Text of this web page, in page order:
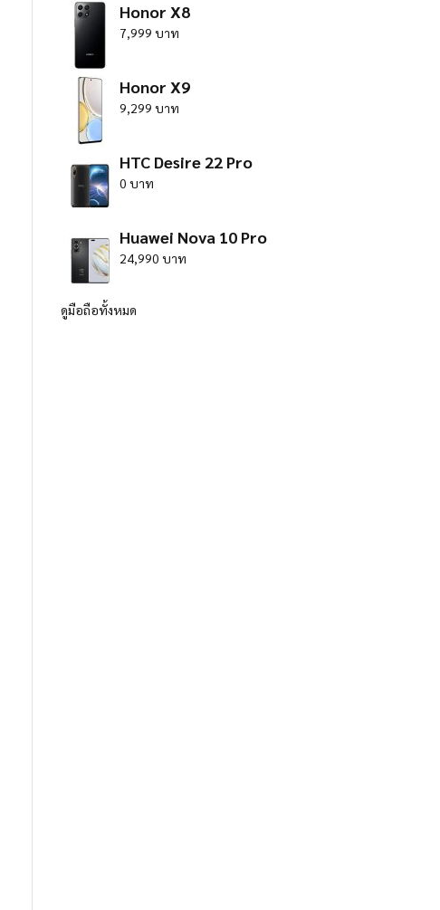
Honor X8
7,999 บาท
Honor X9
9,299 บาท
HTC Desire 22 Pro
0 บาท
Huawei Nova 10 Pro
24,990 บาท
ดูมือถือทั้งหมด